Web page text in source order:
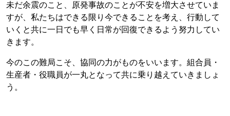
未だ余震のこと、原発事故のことが不安を増大させていま
すが、私たちはできる限り今できることを考え、行動して
いくと共に一日でも早く日常が回復できるよう努力してい
きます。
今のこの難局こそ、協同の力がものをいいます。組合員・
生産者・役職員が一丸となって共に乗り越えていきましょ
う。